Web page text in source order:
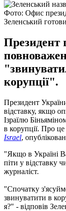
Фото: Офис
Зеленський
Президент
корупції".
Президент
відставку, якщо
Ізраїлю
в корупції. Про
Israel,
"Якщо в Україні
піти у відставку
журналіст.
"Спочатку
звинуватити в
я?" - відповів